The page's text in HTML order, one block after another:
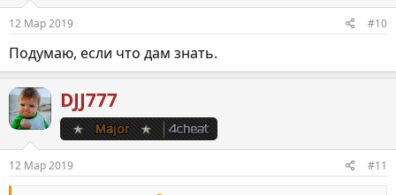
12 Мар 2019 #10
Подумаю, если что дам знать.
DJJ777
12 Мар 2019 #11